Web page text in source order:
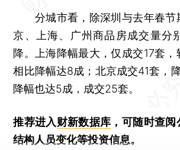
分城市看，除深圳与去年春节
京、上海、广州商品房成交量分
降。上海降幅最大，仅成交17套
相比降幅达8成；北京成交41套，
降幅也达5成，成交25套。
推荐进入财新数据库 ，可随时查阅
结构人员变化等投资信息。